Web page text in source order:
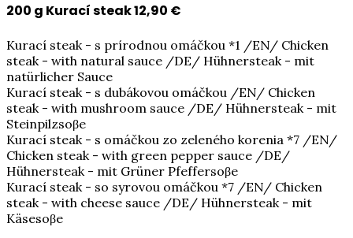
200 g Kurací steak12,90 €
Kurací steak - s prírodnou omáčkou *1 /EN/ Chicken
steak - with natural sauce /DE/ Hühnersteak - mit
natürlicher Sauce
Kurací steak - s dubákovou omáčkou /EN/ Chicken
steak - with mushroom sauce /DE/ Hühnersteak - mit
Steinpilzsoβe
Kurací steak - s omáčkou zo zeleného korenia *7 /EN/
Chicken steak - with green pepper sauce /DE/
Hühnersteak - mit Grüner Pfeffersoβe
Kurací steak - so syrovou omáčkou *7 /EN/ Chicken
steak - with cheese sauce /DE/ Hühnersteak - mit
Käsesoβe